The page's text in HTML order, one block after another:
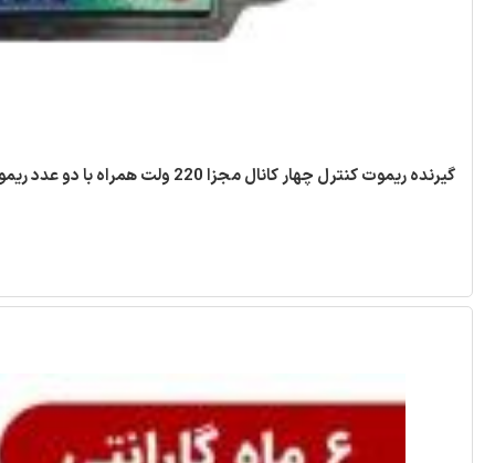
گیرنده ریموت کنترل چهار کانال مجزا 220 ولت همراه با دو عدد ریموت [ مد ABCD ]